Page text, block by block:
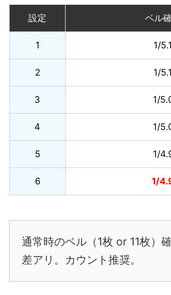
設定 ベル
1 1/5.1
2 1/5.1
3 1/
4 1/
5 1/
6 1/
通常時のベル（1枚 or 11枚）
差アリ。カウント推奨。